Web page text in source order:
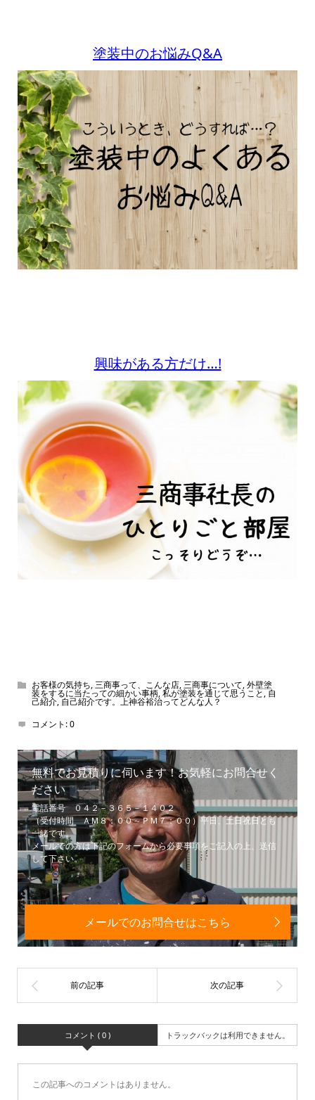
塗装中のお悩みQ&A
興味がある方だけ…!
お客様の気持ち,三商事って、こんな店,三商事について,外壁塗
装をするに当たっての細かい事柄,私が塗装を通じて思うこと,自
己紹介,自己紹介です。上神谷裕治ってどんな人？
コメント:0
無料でお見積りに伺います！お気軽にお問合せく
ださい
電話番号 ０４２－３６５－１４０２
（受付時間 ＡＭ８：００～ＰＭ７：００）平日、土日祝日とも
一緒です。
メールでの方は下記のフォームから必要事項をご記入の上、送信
して下さい。
メールでのお問合せはこちら
コメント ( 0 ) トラックバックは利用できません。
この記事へのコメントはありません。